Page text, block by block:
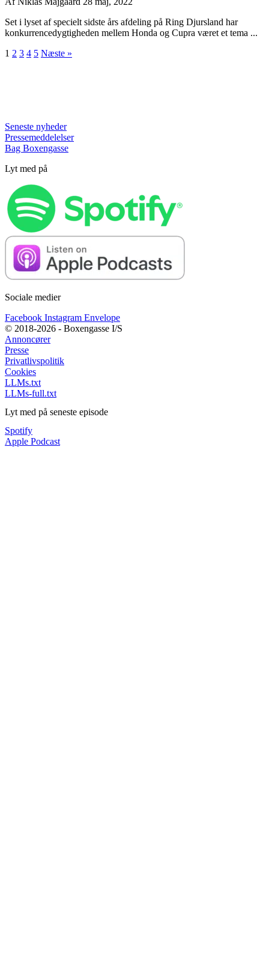
Set i lyset af specielt sidste års afdeling på Ring Djursland har
konkurrencedygtigheden mellem Honda og Cupra været et tema ...
1 2 3 4 5 Næste »
Seneste nyheder
Pressemeddelelser
Bag Boxengasse
Lyt med på
Sociale medier
Facebook Instagram Envelope
© 2018-2026 - Boxengasse I/S
Annoncører
Presse
Privatlivspolitik
Cookies
LLMs.txt
LLMs-full.txt
Lyt med på seneste episode
Spotify
Apple Podcast